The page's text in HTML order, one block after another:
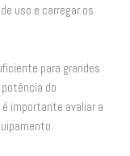
uso e carregar os
para grandes
do
importante avaliar a